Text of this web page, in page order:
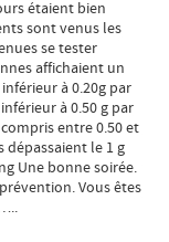
étaient bien
sont venus les
se tester
affichaient un
à 0.20g par
à 0.50 g par
entre 0.50 et
dépassaient le 1 g
Une bonne soirée.
Vous êtes